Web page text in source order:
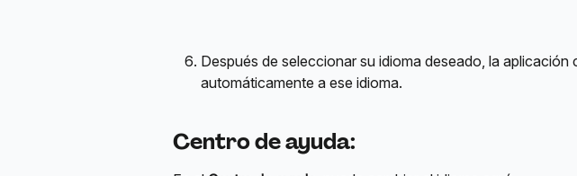
Después de seleccionar su idioma deseado, la aplicación
automáticamente a ese idioma.
Centro de ayuda: